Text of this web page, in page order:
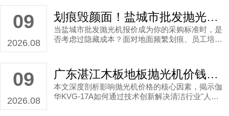
09
2026.08
划痕毁颜面！盐城市批发抛光机报价背后的陷阱，你的商场正在付出隐形代价？
当盐城市批发抛光机报价成为你的采购标准时，是
否考虑过隐藏成本？面对地面频繁划痕、员工培训
09
2026.08
广东湛江木板地板抛光机价钱探秘：效率瓶颈背后的技术革命
本文深度剖析影响抛光机价格的核心因素，揭示伽
华KVG-17A如何通过技术创新解决清洁行业"人效